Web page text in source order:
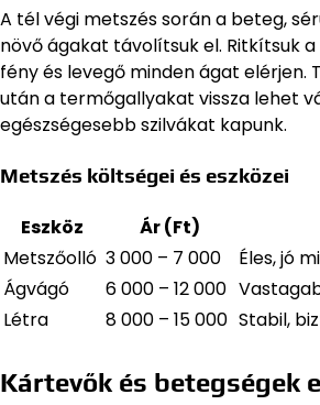
A tél végi metszés során a beteg,
növő ágakat távolítsuk el. Ritkítsuk
fény és levegő minden ágat elérjen.
után a termőgallyakat vissza lehet
egészségesebb szilvákat kapunk.
Metszés költségei és eszközei
Eszköz Ár (Ft)
Metszőolló 3 000 – 7 000
Éles, jó
Ágvágó
6 000 – 12 000
Létra
8 000 – 15 000 Stabil,
Kártevők és betegségek